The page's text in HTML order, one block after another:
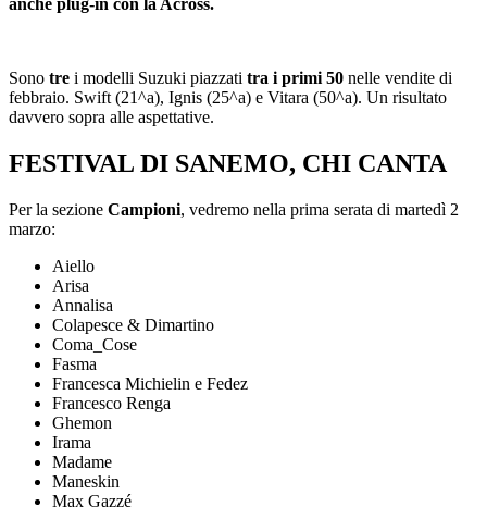
anche plug-in con la Across.
Sono tre i modelli Suzuki piazzati tra i primi 50 nelle vendite di
febbraio. Swift (21^a), Ignis (25^a) e Vitara (50^a). Un risultato
davvero sopra alle aspettative.
FESTIVAL DI SANEMO, CHI CANTA
Per la sezione Campioni, vedremo nella prima serata di martedì 2
marzo:
Aiello
Arisa
Annalisa
Colapesce & Dimartino
Coma_Cose
Fasma
Francesca Michielin e Fedez
Francesco Renga
Ghemon
Irama
Madame
Maneskin
Max Gazzé